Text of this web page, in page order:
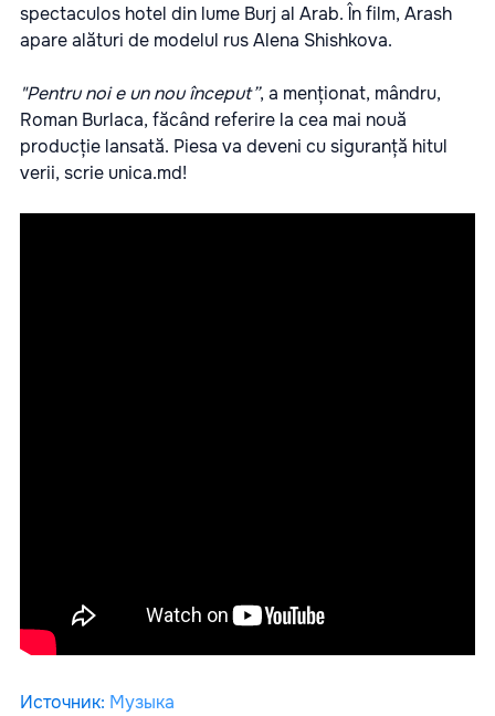
spectaculos hotel din lume Burj al Arab. În film, Arash
apare alături de modelul rus Alena Shishkova.
"Pentru noi e un nou început”, a menționat, mândru,
Roman Burlaca, făcând referire la cea mai nouă
producție lansată. Piesa va deveni cu siguranță hitul
verii, scrie unica.md!
Источник: Музыка